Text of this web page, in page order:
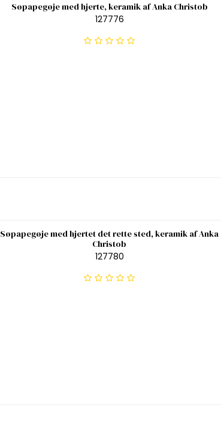
Søpapegøje med hjerte, keramik af Anka Christob
127776
Søpapegøje med hjertet det rette sted, keramik af Anka
Christob
127780